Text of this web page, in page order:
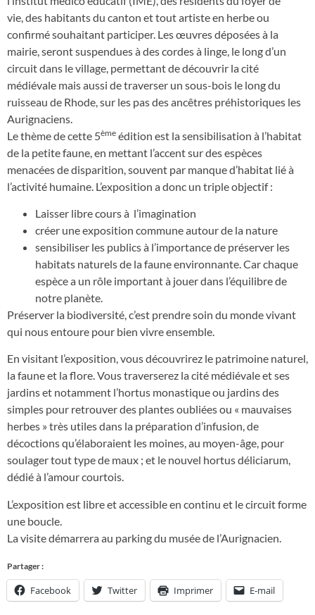
vie, des habitants du canton et tout artiste en herbe ou
confirmé souhaitant participer. Les œuvres déposées à la
mairie, seront suspendues à des cordes à linge, le long d’un
circuit dans le village, permettant de découvrir la cité
médiévale mais aussi de traverser un sous-bois le long du
ruisseau de Rhode, sur les pas des ancêtres préhistoriques les
Aurignaciens.
Le thème de cette 5ème édition est la sensibilisation à l’habitat
de la petite faune, en mettant l’accent sur des espèces
menacées de disparition, souvent par manque d’habitat lié à
l’activité humaine. L’exposition a donc un triple objectif :
Laisser libre cours à l’imagination
créer une exposition commune autour de la nature
sensibiliser les publics à l’importance de préserver les
habitats naturels de la faune environnante. Car chaque
espèce a un rôle important à jouer dans l’équilibre de
notre planète.
Préserver la biodiversité, c’est prendre soin du monde vivant
qui nous entoure pour bien vivre ensemble.
En visitant l’exposition, vous découvrirez le patrimoine naturel,
la faune et la flore. Vous traverserez la cité médiévale et ses
jardins et notamment l’hortus monastique ou jardins des
simples pour retrouver des plantes oubliées ou « mauvaises
herbes » très utiles dans la préparation d’infusion, de
décoctions qu’élaboraient les moines, au moyen-âge, pour
soulager tout type de maux ; et le nouvel hortus déliciarum,
dédié à l’amour courtois.
L’exposition est libre et accessible en continu et le circuit forme
une boucle.
La visite démarrera au parking du musée de l’Aurignacien.
Partager :
Facebook Twitter Imprimer E-mail